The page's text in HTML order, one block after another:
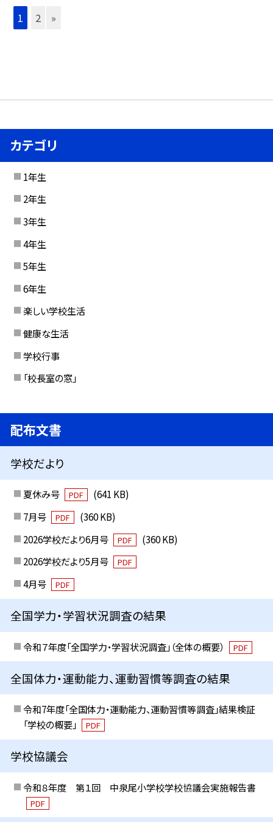
1 2 »
カテゴリ
1年生
2年生
3年生
4年生
5年生
6年生
楽しい学校生活
健康な生活
学校行事
「校長室の窓」
配布文書
学校だより
夏休み号 PDF
(641 KB)
7月号
PDF
(360 KB)
2026学校だより6月号
PDF
(360 KB)
2026学校だより5月号
PDF
4月号 PDF
全国学力・学習状況調査の結果
令和７年度「全国学力・学習状況調査」（全体の概要） PDF
全国体力・運動能力、運動習慣等調査の結果
令和7年度「全国体力・運動能力、運動習慣等調査」結果検証
「学校の概要」
PDF
学校協議会
令和８年度 第１回 中泉尾小学校学校協議会実施報告書
PDF